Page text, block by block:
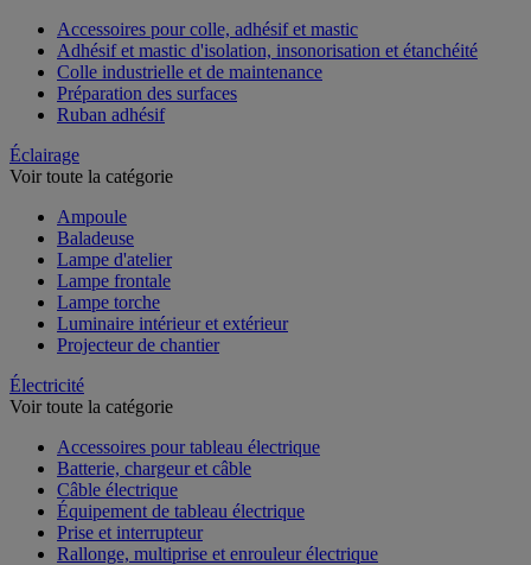
Accessoires pour colle, adhésif et mastic
Adhésif et mastic d'isolation, insonorisation et étanchéité
Colle industrielle et de maintenance
Préparation des surfaces
Ruban adhésif
Éclairage
Voir toute la catégorie
Ampoule
Baladeuse
Lampe d'atelier
Lampe frontale
Lampe torche
Luminaire intérieur et extérieur
Projecteur de chantier
Électricité
Voir toute la catégorie
Accessoires pour tableau électrique
Batterie, chargeur et câble
Câble électrique
Équipement de tableau électrique
Prise et interrupteur
Rallonge, multiprise et enrouleur électrique